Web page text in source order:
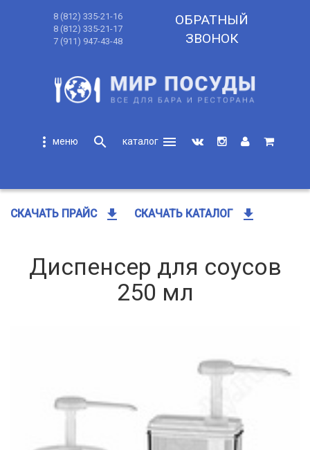
8 (812) 335-21-16
8 (812) 335-21-17
7 (911) 947-43-48
ОБРАТНЫЙ
ЗВОНОК
more_vert search
menu
СКАЧАТЬ ПРАЙС get_app СКАЧАТЬ КАТАЛОГ get_app
Диспенсер для соусов
250 мл